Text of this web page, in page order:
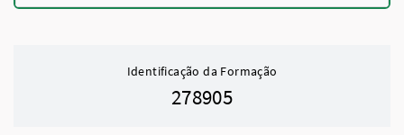
Identificação da Formação
278905